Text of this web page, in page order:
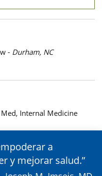
- Durham, NC
Internal Medicine
a
y mejorar salud.